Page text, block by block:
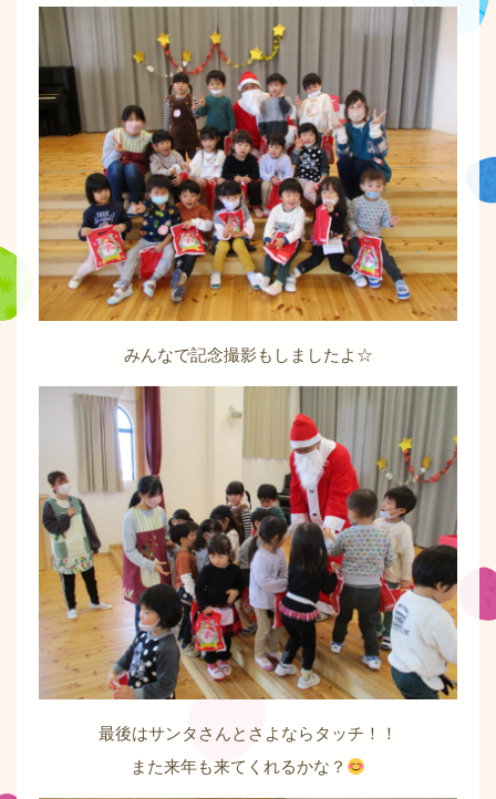
みんなで記念撮影もしましたよ☆
最後はサンタさんとさよならタッチ！！
また来年も来てくれるかな？